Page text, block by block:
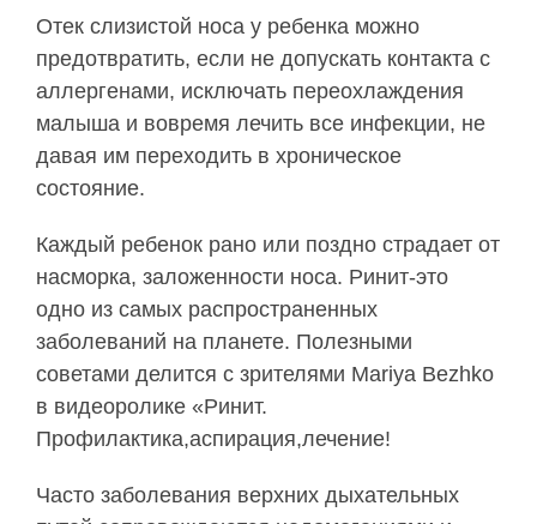
Отек слизистой носа у ребенка можно
предотвратить, если не допускать контакта с
аллергенами, исключать переохлаждения
малыша и вовремя лечить все инфекции, не
давая им переходить в хроническое
состояние.
Каждый ребенок рано или поздно страдает от
насморка, заложенности носа. Ринит-это
одно из самых распространенных
заболеваний на планете. Полезными
советами делится с зрителями Mariya Bezhko
в видеоролике «Ринит.
Профилактика,аспирация,лечение!
Часто заболевания верхних дыхательных